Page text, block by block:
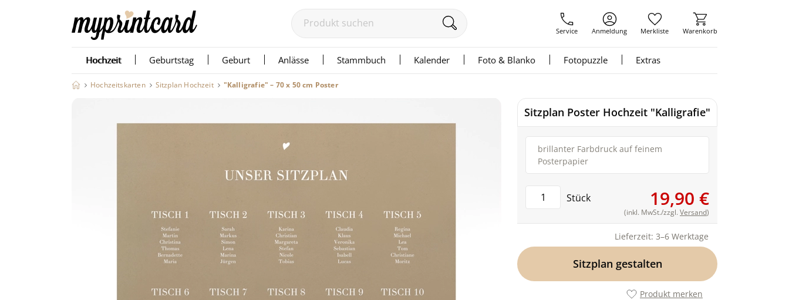
Service Anmeldung Merkliste Warenkorb
Hochzeit Geburtstag Geburt Anlässe Stammbuch Kalender Foto & Blanko Fotopuzzle Extras
Hochzeitskarten Sitzplan Hochzeit "Kalligrafie" – 70 x 50 cm Poster
Sitzplan Poster Hochzeit "Kalligrafie"
brillanter Farbdruck auf feinem
Posterpapier
Stück 19,90 €
(inkl. MwSt./zzgl. Versand)
Lieferzeit: 3–6 Werktage
Sitzplan gestalten
Produkt merken